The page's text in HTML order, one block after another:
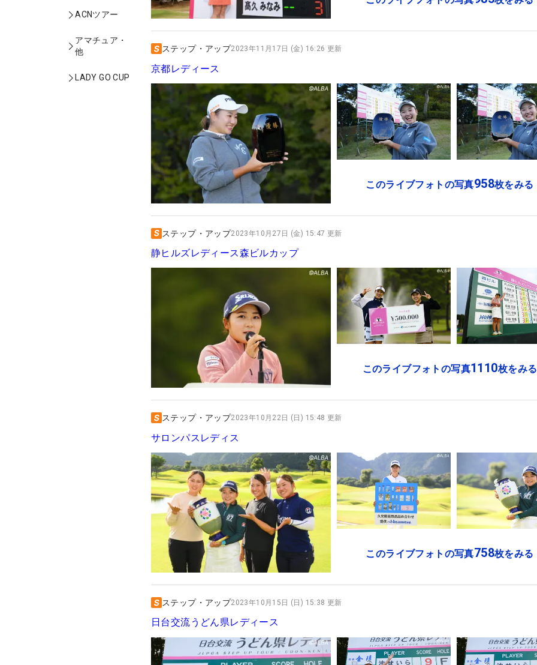
ACNツアー
アマチュア・
他
LADY GO CUP
ステップ・アップ2023年11月17日 (金) 16:26 更新
京都レディース
このライブフォトの写真958枚をみる
ステップ・アップ2023年10月27日 (金) 15:47 更新
静ヒルズレディース森ビルカップ
このライブフォトの写真1110枚をみる
ステップ・アップ2023年10月22日 (日) 15:48 更新
サロンパスレディス
このライブフォトの写真758枚をみる
ステップ・アップ2023年10月15日 (日) 15:38 更新
日台交流うどん県レディース